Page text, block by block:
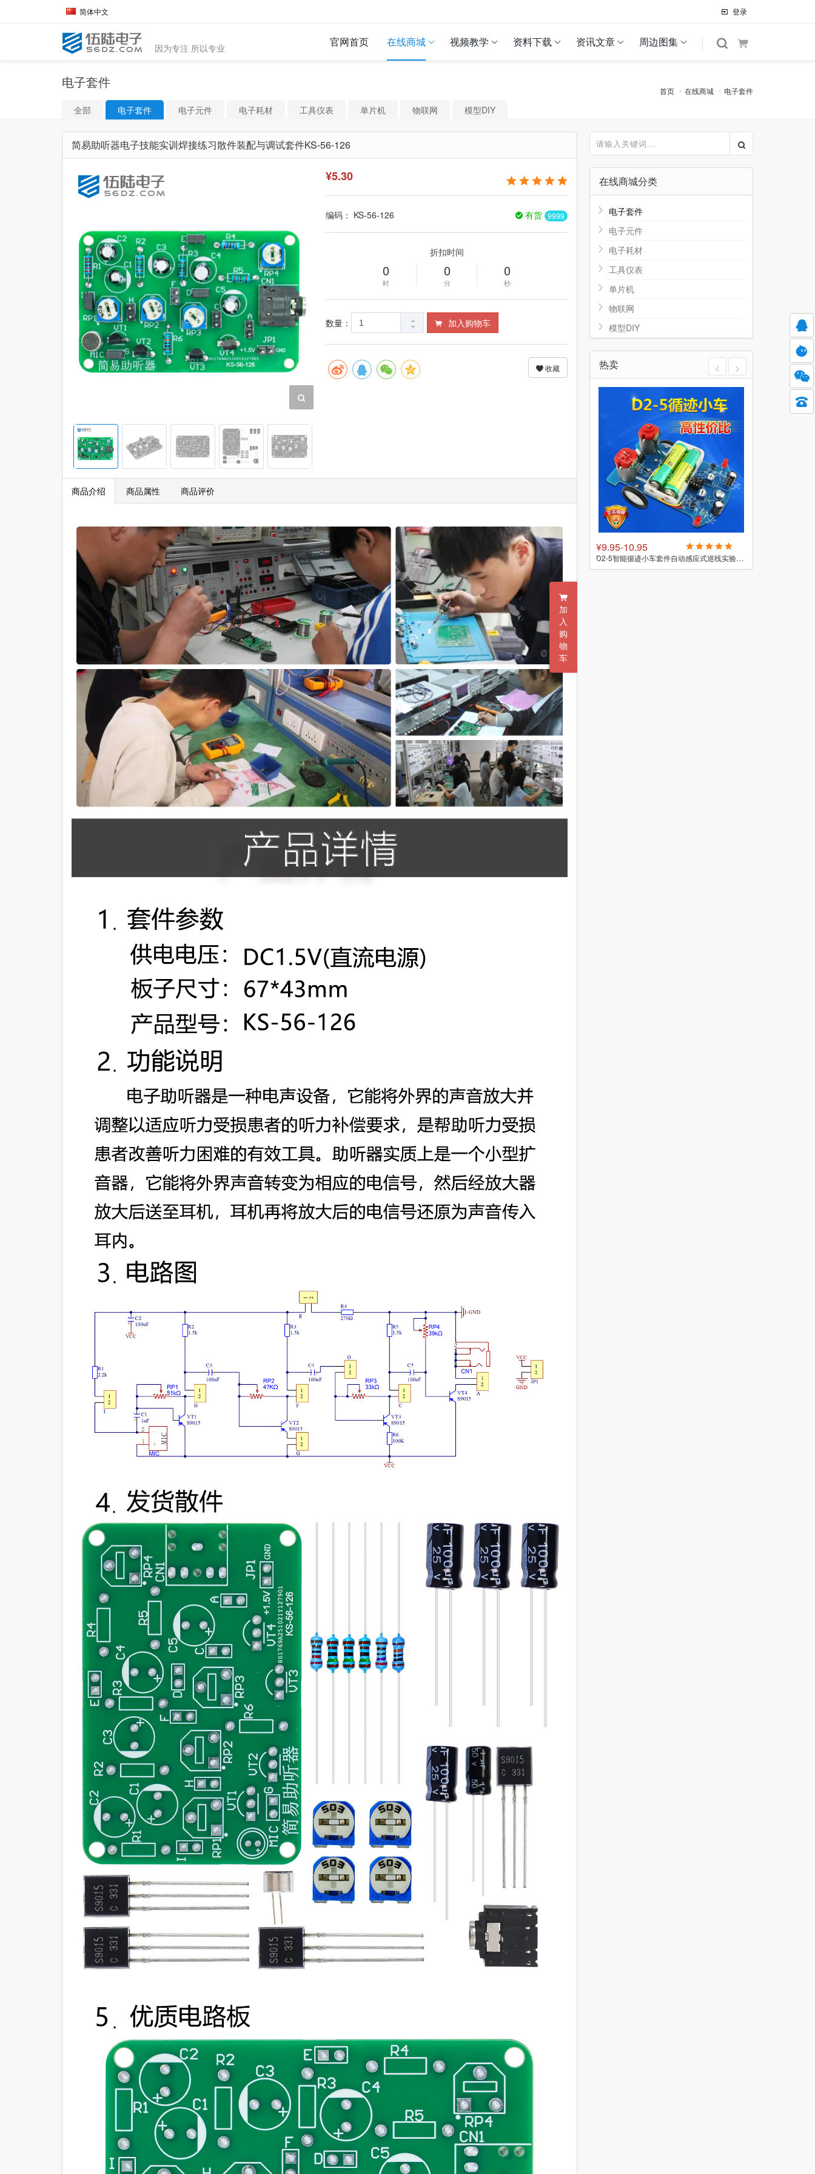
简体中文 登录
因为专注 所以专业 官网首页 在线商城 视频教学 资料下载 资讯文章 周边图集
电子套件
首页 在线商城 电子套件
全部 电子套件 电子元件 电子耗材 工具仪表 单片机 物联网 模型DIY
简易助听器电子技能实训焊接练习散件装配与调试套件KS-56-126
¥5.30
编码： KS-56-126 有货 9999
折扣时间
0
时
0
分
0
秒
数量： 加入购物车
收藏
商品介绍 商品属性 商品评价
在线商城分类
电子套件
电子元件
电子耗材
工具仪表
单片机
物联网
模型DIY
热卖
¥7.85-8.85
D2-1智能循迹小车套件巡线寻迹科技焊接组装实训电子制作DIY散件
加
入
购
物
车